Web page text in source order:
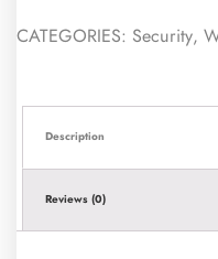
CATEGORIES: Security,
Description
Reviews (0)